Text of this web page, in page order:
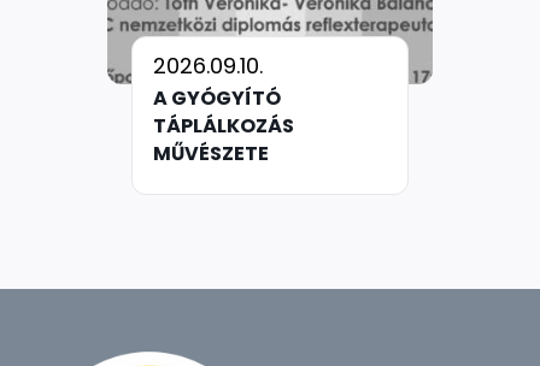
2026.09.10.
A GYÓGYÍTÓ
TÁPLÁLKOZÁS
MŰVÉSZETE